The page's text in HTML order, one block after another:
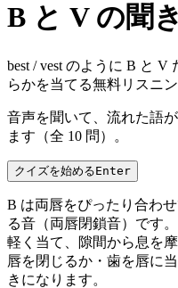
B と V の聞
best / vest のように B と
らかを当てる無料リスニン
音声を聞いて、流れた語が
ます（全 10 問）。
クイズを始めるEnter
B は両唇をぴったり合わ
る音（両唇閉鎖音）です
軽く当て、隙間から息を
唇を閉じるか・歯を唇に
きになります。